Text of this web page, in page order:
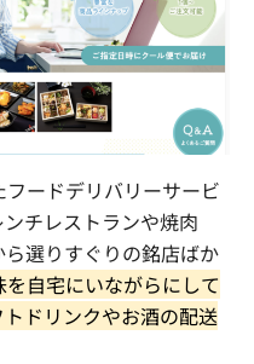
ードデリバリーサービ
チレストランや焼肉
選りすぐりの銘店ばか
自宅にいながらにして
ドリンクやお酒の配送